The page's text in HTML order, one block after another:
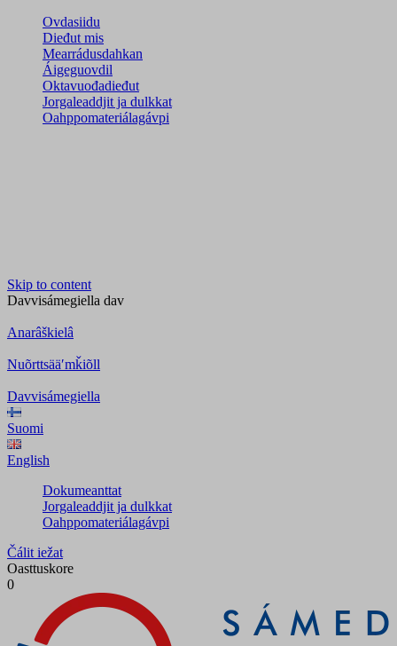
Ovdasiidu
Dieđut mis
Mearrádusdahkan
Áigeguovdil
Oktavuođadieđut
Jorgaleaddjit ja dulkkat
Oahppomateriálagávpi
Skip to content
Davvisámegiella dav
Anarâškielâ
Nuõrttsääʹmǩiõll
Davvisámegiella
Suomi
English
Dokumeanttat
Jorgaleaddjit ja dulkkat
Oahppomateriálagávpi
Čálit iežat
Oasttuskore
0